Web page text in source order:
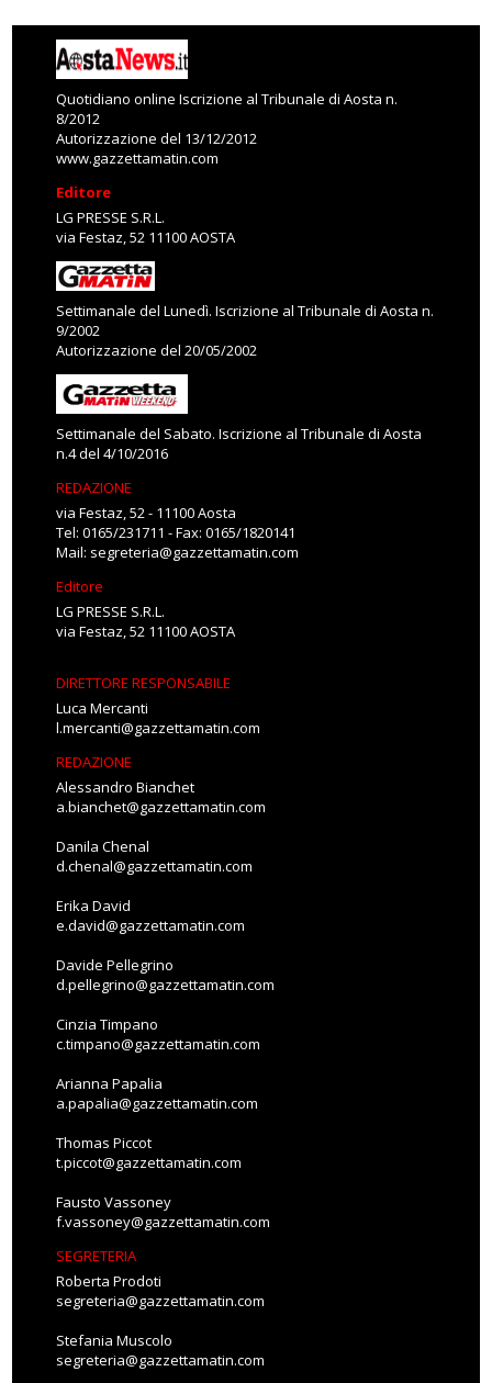
Quotidiano online Iscrizione al Tribunale di Aosta n.
8/2012
Autorizzazione del 13/12/2012
www.gazzettamatin.com
Editore
LG PRESSE S.R.L.
via Festaz, 52 11100 AOSTA
Settimanale del Lunedì. Iscrizione al Tribunale di Aosta n.
9/2002
Autorizzazione del 20/05/2002
Settimanale del Sabato. Iscrizione al Tribunale di Aosta
n.4 del 4/10/2016
REDAZIONE
via Festaz, 52 - 11100 Aosta
Tel: 0165/231711 - Fax: 0165/1820141
Mail: segreteria@gazzettamatin.com
Editore
LG PRESSE S.R.L.
via Festaz, 52 11100 AOSTA
DIRETTORE RESPONSABILE
Luca Mercanti
l.mercanti@gazzettamatin.com
REDAZIONE
Alessandro Bianchet
a.bianchet@gazzettamatin.com
Danila Chenal
d.chenal@gazzettamatin.com
Erika David
e.david@gazzettamatin.com
Davide Pellegrino
d.pellegrino@gazzettamatin.com
Cinzia Timpano
c.timpano@gazzettamatin.com
Arianna Papalia
a.papalia@gazzettamatin.com
Thomas Piccot
t.piccot@gazzettamatin.com
Fausto Vassoney
f.vassoney@gazzettamatin.com
SEGRETERIA
Roberta Prodoti
segreteria@gazzettamatin.com
Stefania Muscolo
segreteria@gazzettamatin.com